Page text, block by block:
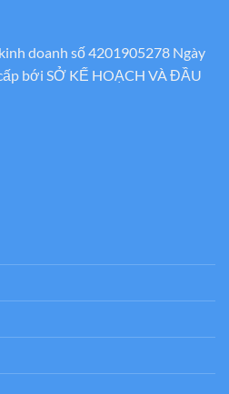
doanh số 4201905278 Ngày
bới SỞ KẾ HOẠCH VÀ ĐẦU